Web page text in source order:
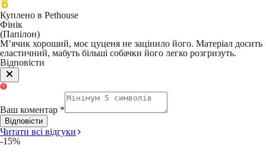
Куплено в Pethouse
Фінік
(Папілон)
Мʼячик хороший, моє цуценя не зацінило його. Матеріал досить
еластичний, мабуть більші собачки його легко розгризуть.
Відповісти
Ваш коментар *
Відповісти
Читати всі відгуки
-15%